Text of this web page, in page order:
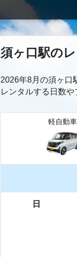
須ヶ口駅の
2026年8月の須ヶ口
レンタルする日数
軽自動車
日